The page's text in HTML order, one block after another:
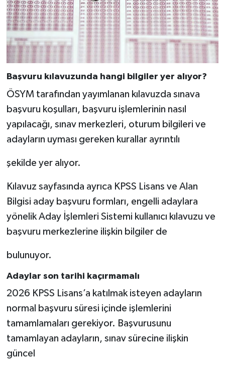
Başvuru kılavuzunda hangi bilgiler yer alıyor?
ÖSYM tarafından yayımlanan kılavuzda sınava
başvuru koşulları, başvuru işlemlerinin nasıl
yapılacağı, sınav merkezleri, oturum bilgileri ve
adayların uyması gereken kurallar ayrıntılı
şekilde yer alıyor.
Kılavuz sayfasında ayrıca KPSS Lisans ve Alan
Bilgisi aday başvuru formları, engelli adaylara
yönelik Aday İşlemleri Sistemi kullanıcı kılavuzu ve
başvuru merkezlerine ilişkin bilgiler de
bulunuyor.
Adaylar son tarihi kaçırmamalı
2026 KPSS Lisans’a katılmak isteyen adayların
normal başvuru süresi içinde işlemlerini
tamamlamaları gerekiyor. Başvurusunu
tamamlayan adayların, sınav sürecine ilişkin
güncel